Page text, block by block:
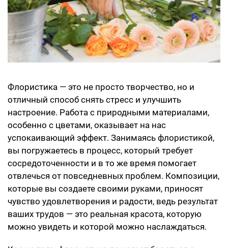
Флористика — это не просто творчество, но и
отличный способ снять стресс и улучшить
настроение. Работа с природными материалами,
особенно с цветами, оказывает на нас
успокаивающий эффект. Занимаясь флористикой,
вы погружаетесь в процесс, который требует
сосредоточенности и в то же время помогает
отвлечься от повседневных проблем. Композиции,
которые вы создаете своими руками, приносят
чувство удовлетворения и радости, ведь результат
ваших трудов — это реальная красота, которую
можно увидеть и которой можно наслаждаться.